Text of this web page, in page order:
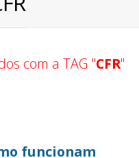
com a TAG "CFR"
funcionam